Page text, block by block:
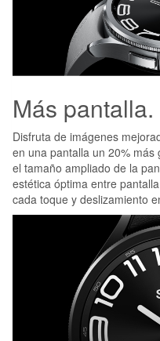
Más
Disfruta de imágenes
en una pantalla un 20%
el tamaño ampliado de la
estética óptima entre
cada toque y deslizamiento